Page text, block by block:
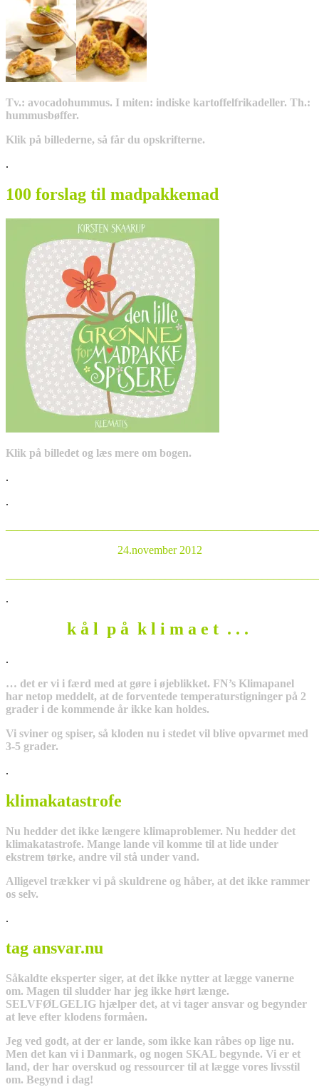
Tv.: avocadohummus. I miten: indiske kartoffelfrikadeller. Th.:
hummusbøffer.
Klik på billederne, så får du opskrifterne.
.
100 forslag til madpakkemad
Klik på billedet og læs mere om bogen.
.
.
24.november 2012
.
k å l p å k l i m a e t . . .
.
… det er vi i færd med at gøre i øjeblikket. FN’s Klimapanel
har netop meddelt, at de forventede temperaturstigninger på 2
grader i de kommende år ikke kan holdes.
Vi sviner og spiser, så kloden nu i stedet vil blive opvarmet med
3-5 grader.
.
klimakatastrofe
Nu hedder det ikke længere klimaproblemer. Nu hedder det
klimakatastrofe. Mange lande vil komme til at lide under
ekstrem tørke, andre vil stå under vand.
Alligevel trækker vi på skuldrene og håber, at det ikke rammer
os selv.
.
tag ansvar.nu
Såkaldte eksperter siger, at det ikke nytter at lægge vanerne
om. Magen til sludder har jeg ikke hørt længe.
SELVFØLGELIG hjælper det, at vi tager ansvar og begynder
at leve efter klodens formåen.
Jeg ved godt, at der er lande, som ikke kan råbes op lige nu.
Men det kan vi i Danmark, og nogen SKAL begynde. Vi er et
land, der har overskud og ressourcer til at lægge vores livsstil
om. Begynd i dag!